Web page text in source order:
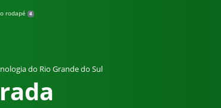
rodapé 4
do Rio Grande do Sul